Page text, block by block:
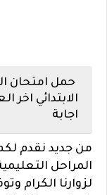
حمل امتحان
اجابة
من جديد نقدم
المراحل
لزوارنا الكرام